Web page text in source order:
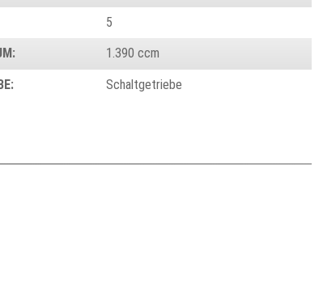
5
1.390 ccm
Schaltgetriebe